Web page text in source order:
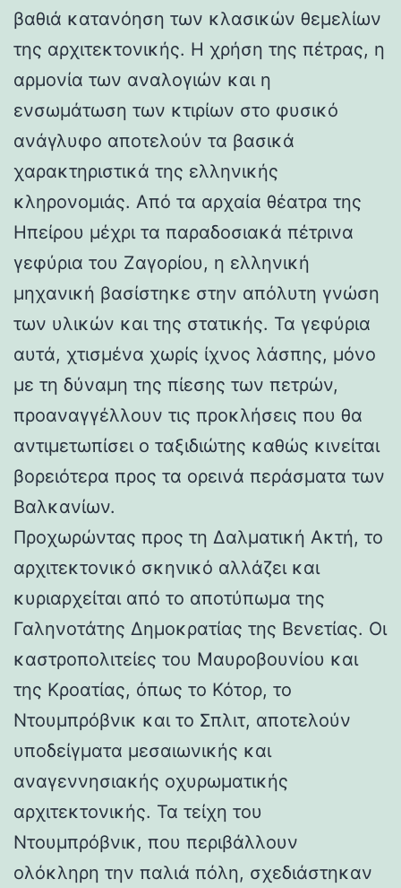
βαθιά κατανόηση των κλασικών θεμελίων
της αρχιτεκτονικής. Η χρήση της πέτρας, η
αρμονία των αναλογιών και η
ενσωμάτωση των κτιρίων στο φυσικό
ανάγλυφο αποτελούν τα βασικά
χαρακτηριστικά της ελληνικής
κληρονομιάς. Από τα αρχαία θέατρα της
Ηπείρου μέχρι τα παραδοσιακά πέτρινα
γεφύρια του Ζαγορίου, η ελληνική
μηχανική βασίστηκε στην απόλυτη γνώση
των υλικών και της στατικής. Τα γεφύρια
αυτά, χτισμένα χωρίς ίχνος λάσπης, μόνο
με τη δύναμη της πίεσης των πετρών,
προαναγγέλλουν τις προκλήσεις που θα
αντιμετωπίσει ο ταξιδιώτης καθώς κινείται
βορειότερα προς τα ορεινά περάσματα των
Βαλκανίων.
Προχωρώντας προς τη Δαλματική Ακτή, το
αρχιτεκτονικό σκηνικό αλλάζει και
κυριαρχείται από το αποτύπωμα της
Γαληνοτάτης Δημοκρατίας της Βενετίας. Οι
καστροπολιτείες του Μαυροβουνίου και
της Κροατίας, όπως το Κότορ, το
Ντουμπρόβνικ και το Σπλιτ, αποτελούν
υποδείγματα μεσαιωνικής και
αναγεννησιακής οχυρωματικής
αρχιτεκτονικής. Τα τείχη του
Ντουμπρόβνικ, που περιβάλλουν
ολόκληρη την παλιά πόλη, σχεδιάστηκαν